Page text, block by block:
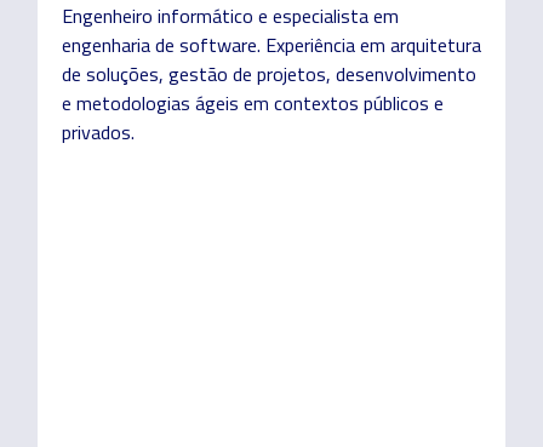
Engenheiro informático e especialista em
engenharia de software. Experiência em arquitetura
de soluções, gestão de projetos, desenvolvimento
e metodologias ágeis em contextos públicos e
privados.